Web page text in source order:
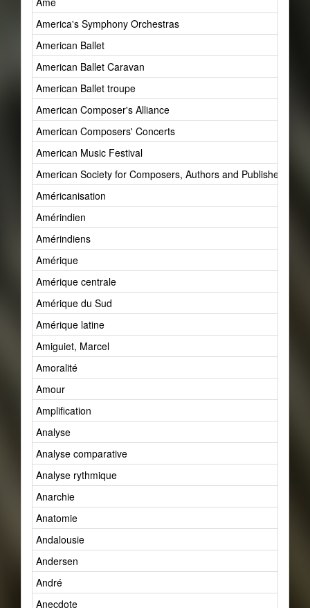
America's Symphony Orchestras
American Ballet
American Ballet Caravan
American Ballet troupe
American Composer's Alliance
American Composers' Concerts
American Music Festival
American Society for Composers, Authors and Publishers
Américanisation
Amérindien
Amérindiens
Amérique
Amérique centrale
Amérique du Sud
Amérique latine
Amiguiet, Marcel
Amoralité
Amour
Amplification
Analyse
Analyse comparative
Analyse rythmique
Anarchie
Anatomie
Andalousie
Andersen
André
Anecdote